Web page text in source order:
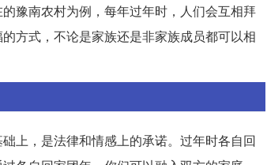
豫南农村为例，每年过年时，人们会互相拜
方式，不论是家族还是非家族成员都可以相
上，是法律和情感上的承诺。过年时各自回